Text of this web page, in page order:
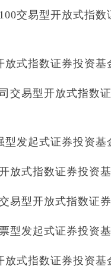
交易型开放式指
放式指数证券投资
交易型开放式指数
型发起式证券投资
放式指数证券投资
易型开放式指数证
型发起式证券投资
放式指数证券投资